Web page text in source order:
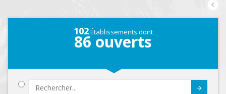
102Établissements dont
86 ouverts